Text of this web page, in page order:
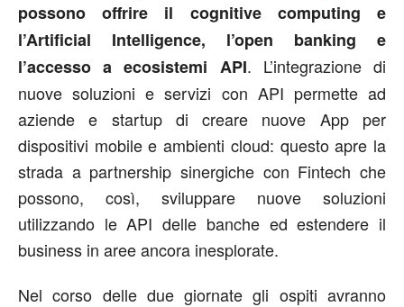
possono offrire il cognitive computing e
l’Artificial Intelligence, l’open banking e
l’accesso a ecosistemi API. L’integrazione di
nuove soluzioni e servizi con API permette ad
aziende e startup di creare nuove App per
dispositivi mobile e ambienti cloud: questo apre la
strada a partnership sinergiche con Fintech che
possono, così, sviluppare nuove soluzioni
utilizzando le API delle banche ed estendere il
business in aree ancora inesplorate.
Nel corso delle due giornate gli ospiti avranno